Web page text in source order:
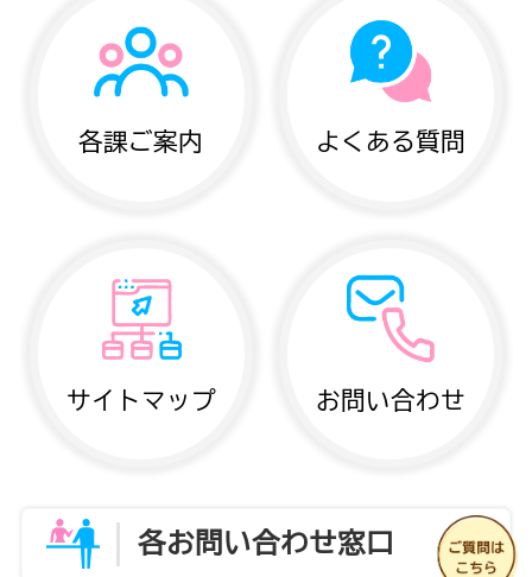
各課ご案内 よくある質問
サイトマップ お問い合わせ
各お問い合わせ窓口